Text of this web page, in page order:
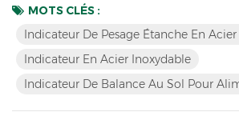
indice d'étanchéité IP67, également une
4ECSB. Caractéristiques: Résolution
en acier inoxydable étanche avec clavier
MOTS CLÉS :
Indicateur De Pesage Étanche En
Indicateur En Acier Inoxydable
Indicateur De Balance Au Sol Pour